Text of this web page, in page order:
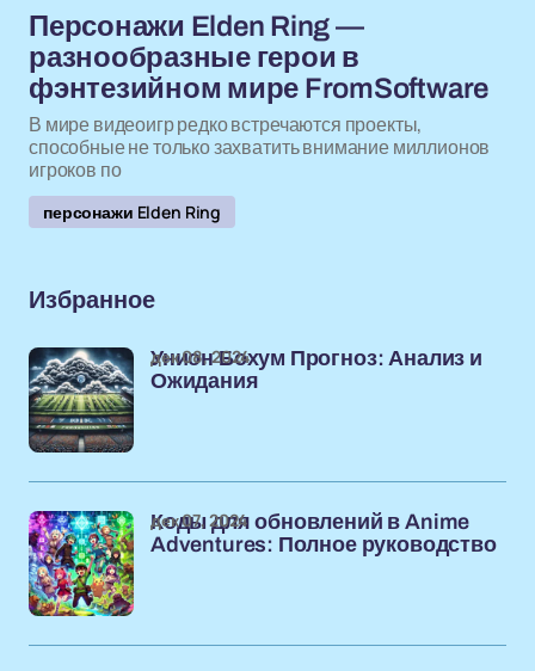
Персонажи Elden Ring —
разнообразные герои в
фэнтезийном мире FromSoftware
В мире видеоигр редко встречаются проекты,
способные не только захватить внимание миллионов
игроков по
персонажи Elden Ring
Избранное
Унион Бохум Прогноз: Анализ и
Ожидания
дек 08, 2024
Коды для обновлений в Anime
Adventures: Полное руководство
дек 07, 2024